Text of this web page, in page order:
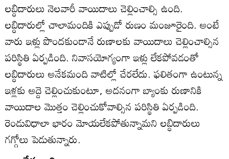
లబ్ధిదారులు నెలవారీ వాయిదాలు చెల్లించాల్సి ఉంది.
లబ్ధిదారుల్లో చాలామందికి ఎప్పుడో రుణం మంజూరైంది. అంటే
వారు ఇళ్లు పొందకుండానే రుణాలకు వాయిదాలు చెల్లించాల్సిన
పరిస్థితి ఏర్పడింది. నివాసయోగ్యంగా ఇళ్లు లేకపోవడంతో
లబ్ధిదారులు అనేకమంది వాటిల్లో చేరలేదు. ఫలితంగా ఉంటున్న
ఇళ్లకు అద్దె చెల్లించుకుంటూ, అదనంగా బ్యాంకు రుణానికి
వాయిదాల మొత్తం చెల్లించుకోవాల్సిన పరిస్థితి ఏర్పడింది.
రెండువిధాలా భారం మోయలేకపోతున్నామని లబ్ధిదారులు
గగ్గోలు పెడుతున్నారు.